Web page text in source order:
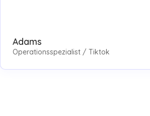
Adams
Operationsspezialist / Tiktok